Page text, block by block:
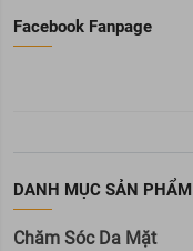
Facebook Fanpage
DANH MỤC SẢN PHẨM
Chăm Sóc Da Mặt